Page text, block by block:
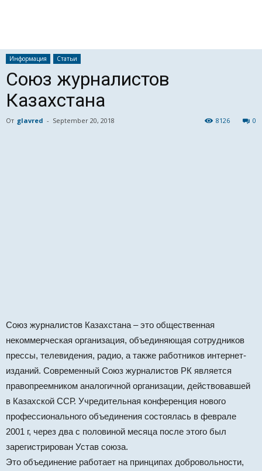
Информация Статьи
Союз журналистов
Казахстана
От glavred - September 20, 2018 0
8126
Союз журналистов Казахстана – это общественная
некоммерческая организация, объединяющая сотрудников
прессы, телевидения, радио, а также работников интернет-
изданий. Современный Союз журналистов РК является
правопреемником аналогичной организации, действовавшей
в Казахской ССР. Учредительная конференция нового
профессионального объединения состоялась в феврале
2001 г, через два с половиной месяца после этого был
зарегистрирован Устав союза.
Это объединение работает на принципах добровольности,